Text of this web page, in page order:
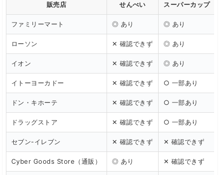
販売店 せんべい スーパーカップ（
ファミリーマート ◎ あり ◎ あり
ローソン ✕ 確認できず ◎ あり
イオン ✕ 確認できず ◎ あり
イトーヨーカドー ✕ 確認できず ○ 一部あり
ドン・キホーテ ✕ 確認できず ○ 一部あり
ドラッグストア ✕ 確認できず ○ 一部あり
セブン-イレブン ✕ 確認できず ✕ 確認できず
Cyber Goods Store（通販） ◎ あり ✕ 確認できず